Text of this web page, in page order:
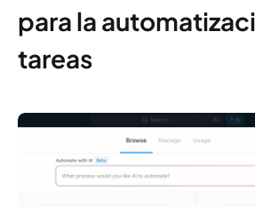
para la
tareas